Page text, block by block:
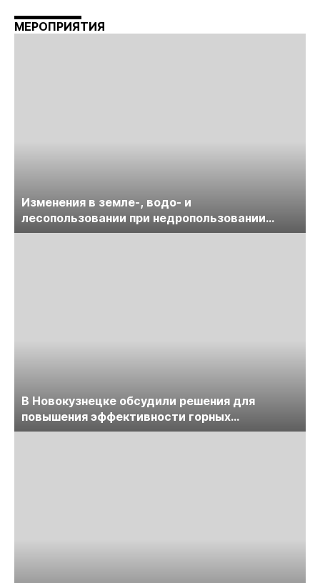
МЕРОПРИЯТИЯ
Изменения в земле-, водо- и
лесопользовании при недропользовании
обсудят на семинаре «ПравоТЭК»
В Новокузнецке обсудили решения для
повышения эффективности горных
предприятий